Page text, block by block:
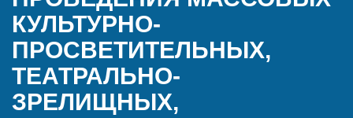
КУЛЬТУРНО-
ПРОСВЕТИТЕЛЬНЫХ,
ТЕАТРАЛЬНО-
ЗРЕЛИЩНЫХ,